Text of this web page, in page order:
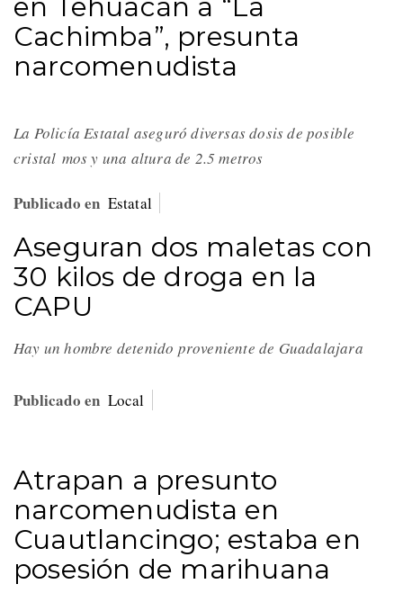
Cachimba”, presunta
narcomenudista
La Policía Estatal aseguró diversas dosis de posible
cristal mos y una altura de 2.5 metros
Publicado en Estatal
Aseguran dos maletas con
30 kilos de droga en la
CAPU
Hay un hombre detenido proveniente de Guadalajara
Publicado en Local
Atrapan a presunto
narcomenudista en
Cuautlancingo; estaba en
posesión de marihuana